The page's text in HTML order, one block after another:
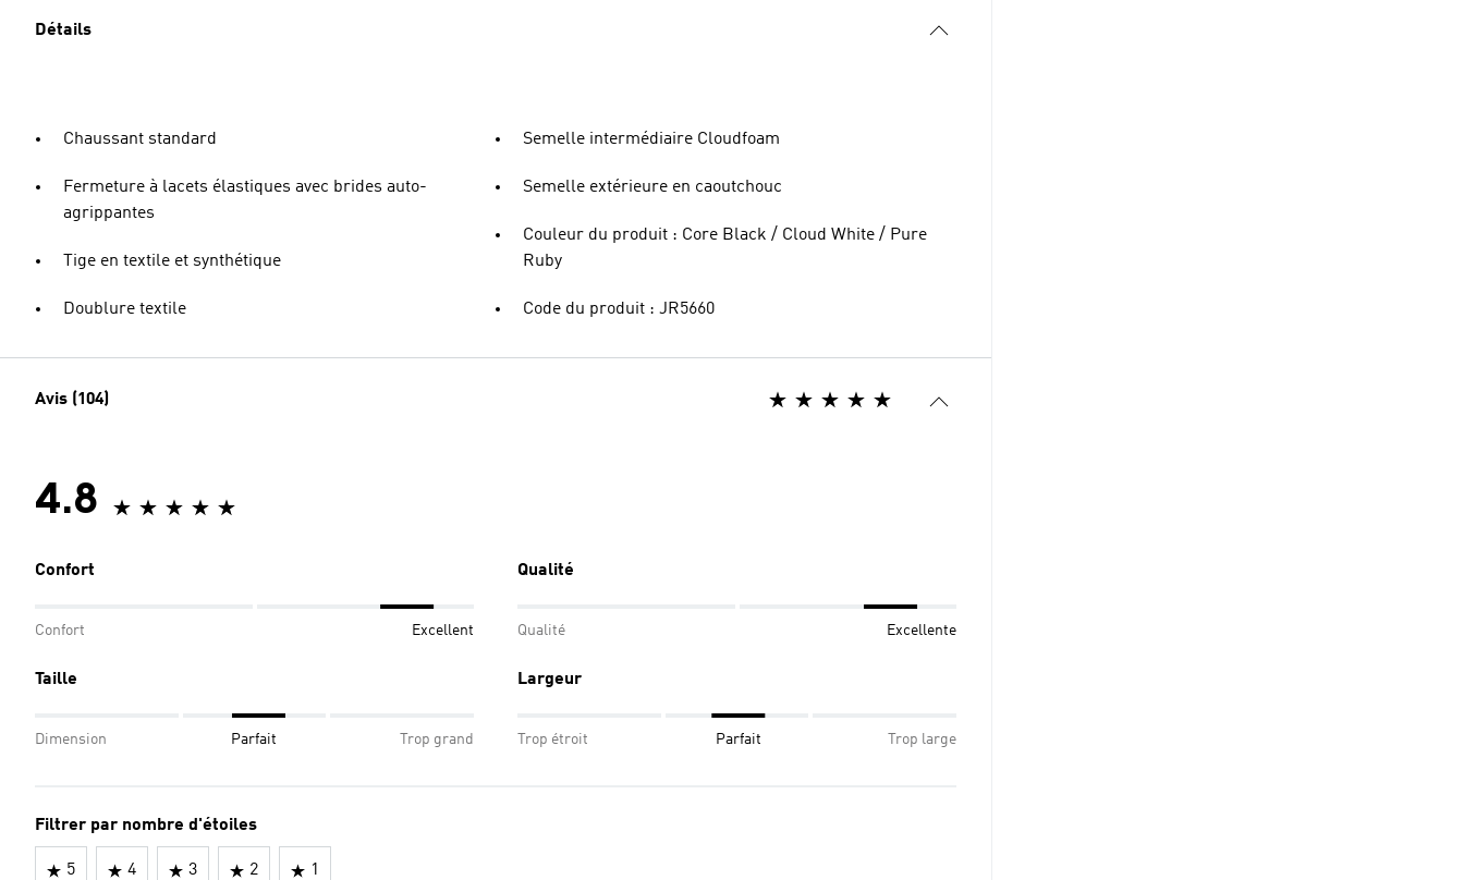
Détails
Chaussant standard
Fermeture à lacets élastiques avec brides auto-
agrippantes
Tige en textile et synthétique
Doublure textile
Semelle intermédiaire Cloudfoam
Semelle extérieure en caoutchouc
Couleur du produit : Core Black / Cloud White / Pure
Ruby
Code du produit : JR5660
Avis (104)
4.8
Confort
Confort Excellent
Qualité
Qualité Excellente
Taille
Dimension Parfait Trop grand
Largeur
Trop étroit Parfait Trop large
Filtrer par nombre d'étoiles
5 4 3 2 1